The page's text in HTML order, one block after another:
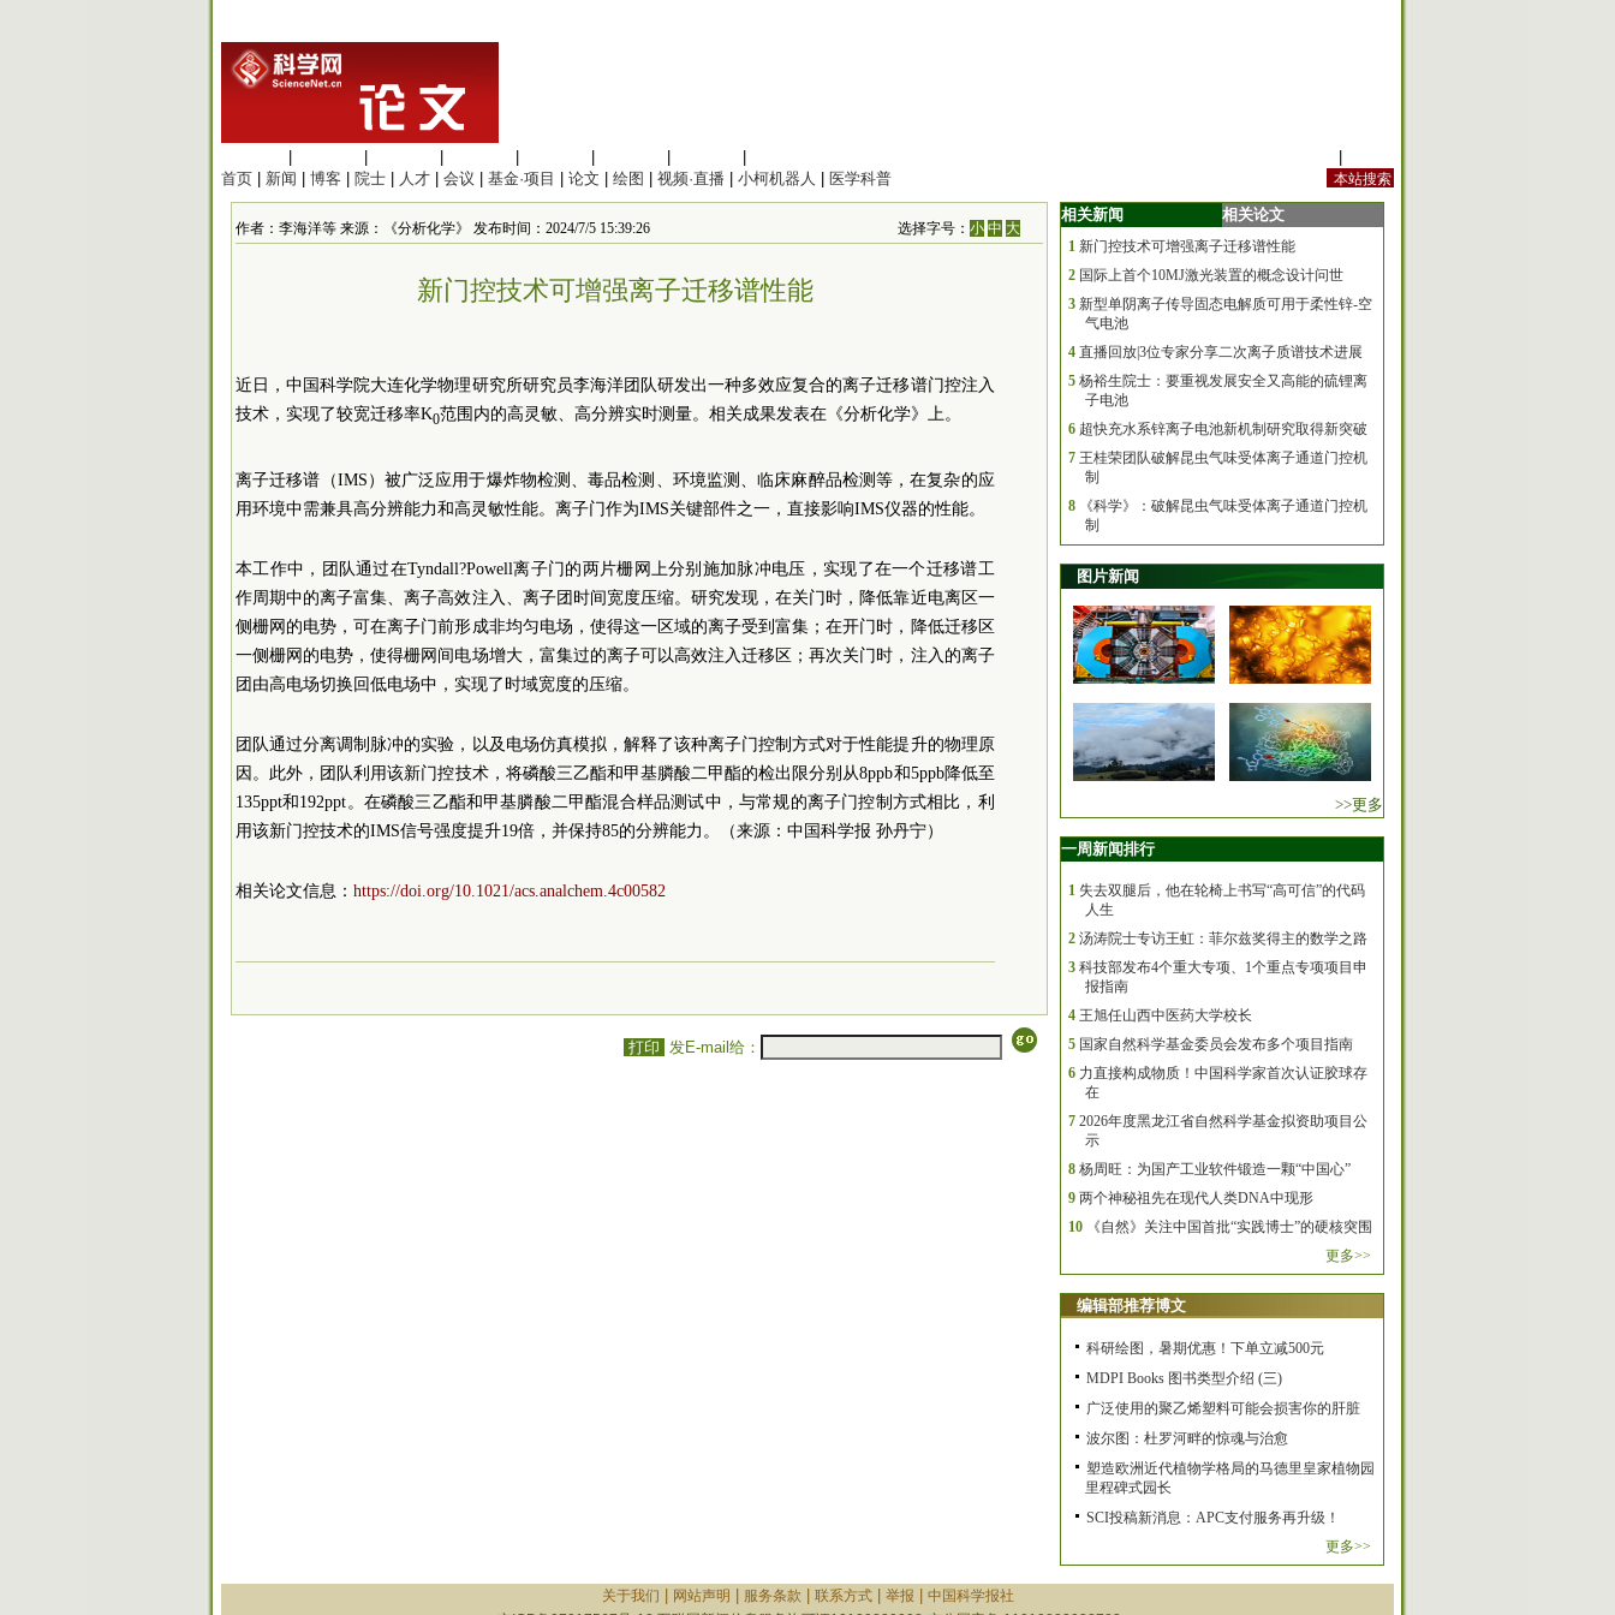
首页
新闻 博客 院士 人才 会议 基金·项目 论文 绘图 视频·直播 小柯机器人 医学科普
作者：李海洋等 来源：《分析化学》 发布时间：2024/7/5 15:39:26 选择字号：小 中 大
新门控技术可增强离子迁移谱性能
近日，中国科学院大连化学物理研究所研究员李海洋团队研发出一种多效应复合的离子迁移谱门控注入
技术，实现了较宽迁移率K0范围内的高灵敏、高分辨实时测量。相关成果发表在《分析化学》上。
离子迁移谱（IMS）被广泛应用于爆炸物检测、毒品检测、环境监测、临床麻醉品检测等，在复杂的应
用环境中需兼具高分辨能力和高灵敏性能。离子门作为IMS关键部件之一，直接影响IMS仪器的性能。
本工作中，团队通过在Tyndall?Powell离子门的两片栅网上分别施加脉冲电压，实现了在一个迁移谱工
作周期中的离子富集、离子高效注入、离子团时间宽度压缩。研究发现，在关门时，降低靠近电离区一
侧栅网的电势，可在离子门前形成非均匀电场，使得这一区域的离子受到富集；在开门时，降低迁移区
一侧栅网的电势，使得栅网间电场增大，富集过的离子可以高效注入迁移区；再次关门时，注入的离子
团由高电场切换回低电场中，实现了时域宽度的压缩。
团队通过分离调制脉冲的实验，以及电场仿真模拟，解释了该种离子门控制方式对于性能提升的物理原
因。此外，团队利用该新门控技术，将磷酸三乙酯和甲基膦酸二甲酯的检出限分别从8ppb和5ppb降低至
135ppt和192ppt。在磷酸三乙酯和甲基膦酸二甲酯混合样品测试中，与常规的离子门控制方式相比，利
用该新门控技术的IMS信号强度提升19倍，并保持85的分辨能力。（来源：中国科学报 孙丹宁）
相关论文信息： https://doi.org/10.1021/acs.analchem.4c00582
打印 发E-mail给：
相关新闻 相关论文
1 新门控技术可增强离子迁移谱性能
2 国际上首个10MJ激光装置的概念设计问世
3 新型单阴离子传导固态电解质可用于柔性锌-空
气电池
4 直播回放|3位专家分享二次离子质谱技术进展
5 杨裕生院士：要重视发展安全又高能的硫锂离
子电池
6 超快充水系锌离子电池新机制研究取得新突破
7 王桂荣团队破解昆虫气味受体离子通道门控机
制
8
《科学》：破解昆虫气味受体离子通道门控机
制
图片新闻
>>更多
一周新闻排行
1 失去双腿后，他在轮椅上书写“高可信”的代码
人生
2 汤涛院士专访王虹：菲尔兹奖得主的数学之路
3 科技部发布4个重大专项、1个重点专项项目申
报指南
4 王旭任山西中医药大学校长
5 国家自然科学基金委员会发布多个项目指南
6 力直接构成物质！中国科学家首次认证胶球存
在
7 2026年度黑龙江省自然科学基金拟资助项目公
示
8 杨周旺：为国产工业软件锻造一颗“中国心”
9 两个神秘祖先在现代人类DNA中现形
10
《自然》关注中国首批“实践博士”的硬核突围
更多>>
编辑部推荐博文
科研绘图，暑期优惠！下单立减500元
MDPI Books 图书类型介绍 (三)
广泛使用的聚乙烯塑料可能会损害你的肝脏
波尔图：杜罗河畔的惊魂与治愈
塑造欧洲近代植物学格局的马德里皇家植物园
里程碑式园长
SCI投稿新消息：APC支付服务再升级！
更多>>
关于我们 网站声明 服务条款 联系方式| 举报
中国科学报社